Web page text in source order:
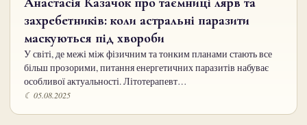
захребетників: коли астральні паразити
маскуються під хвороби
У світі, де межі між фізичним та тонким планами стають все
більш прозорими, питання енергетичних паразитів набуває
особливої актуальності. Літотерапевт…
☾ 05.08.2025